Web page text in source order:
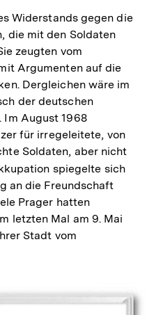
Widerstands gegen die
die mit den Soldaten
zeugten vom
Argumenten auf die
Dergleichen wäre im
der deutschen
Im August 1968
für irregeleitete, von
Soldaten, aber nicht
spiegelte sich
an die Freundschaft
Prager hatten
letzten Mal am 9. Mai
Stadt vom